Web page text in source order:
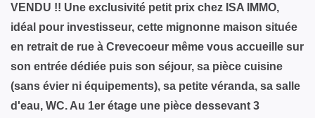
VENDU !! Une exclusivité petit prix chez ISA IMMO,
idéal pour investisseur, cette mignonne maison située
en retrait de rue à Crevecoeur même vous accueille sur
son entrée dédiée puis son séjour, sa pièce cuisine
(sans évier ni équipements), sa petite véranda, sa salle
d'eau, WC. Au 1er étage une pièce dessevant 3